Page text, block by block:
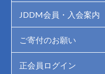
JDDM会員・入会案内
ご寄付のお願い
正会員ログイン